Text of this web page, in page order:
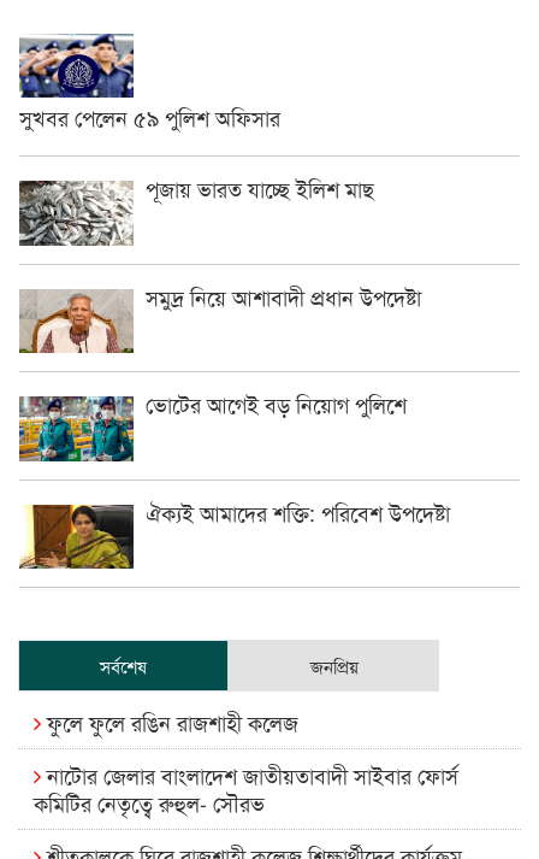
সুখবর পেলেন ৫৯ পুলিশ অফিসার
পূজায় ভারত যাচ্ছে ইলিশ মাছ
সমুদ্র নিয়ে আশাবাদী প্রধান উপদেষ্টা
ভোটের আগেই বড় নিয়োগ পুলিশে
ঐক্যই আমাদের শক্তি: পরিবেশ উপদেষ্টা
সর্বশেষ জনপ্রিয়
ফুলে ফুলে রঙিন রাজশাহী কলেজ
নাটোর জেলার বাংলাদেশ জাতীয়তাবাদী সাইবার ফোর্স
কমিটির নেতৃত্বে রুহুল- সৌরভ